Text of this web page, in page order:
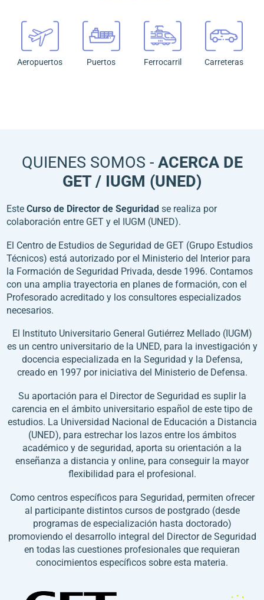
Aeropuertos Puertos Ferrocarril Carreteras
QUIENES SOMOS - ACERCA DE
GET / IUGM (UNED)
EsteCurso de Director de Seguridad se realiza por
colaboración entre GET y el IUGM (UNED).
El Centro de Estudios de Seguridad de GET (Grupo Estudios
Técnicos) está autorizado por el Ministerio del Interior para
la Formación de Seguridad Privada, desde 1996. Contamos
con una amplia trayectoria en planes de formación, con el
Profesorado acreditado y los consultores especializados
necesarios.
El Instituto Universitario General Gutiérrez Mellado (IUGM)
es un centro universitario de la UNED, para la investigación y
docencia especializada en la Seguridad y la Defensa,
creado en 1997 por iniciativa del Ministerio de Defensa.
Su aportación para el Director de Seguridad es suplir la
carencia en el ámbito universitario español de este tipo de
estudios. La Universidad Nacional de Educación a Distancia
(UNED), para estrechar los lazos entre los ámbitos
académico y de seguridad, aporta su orientación a la
enseñanza a distancia y online, para conseguir la mayor
flexibilidad para el profesional.
Como centros específicos para Seguridad, permiten ofrecer
al participante distintos cursos de postgrado (desde
programas de especialización hasta doctorado)
promoviendo el desarrollo integral del Director de Seguridad
en todas las cuestiones profesionales que requieran
conocimientos específicos sobre esta materia.